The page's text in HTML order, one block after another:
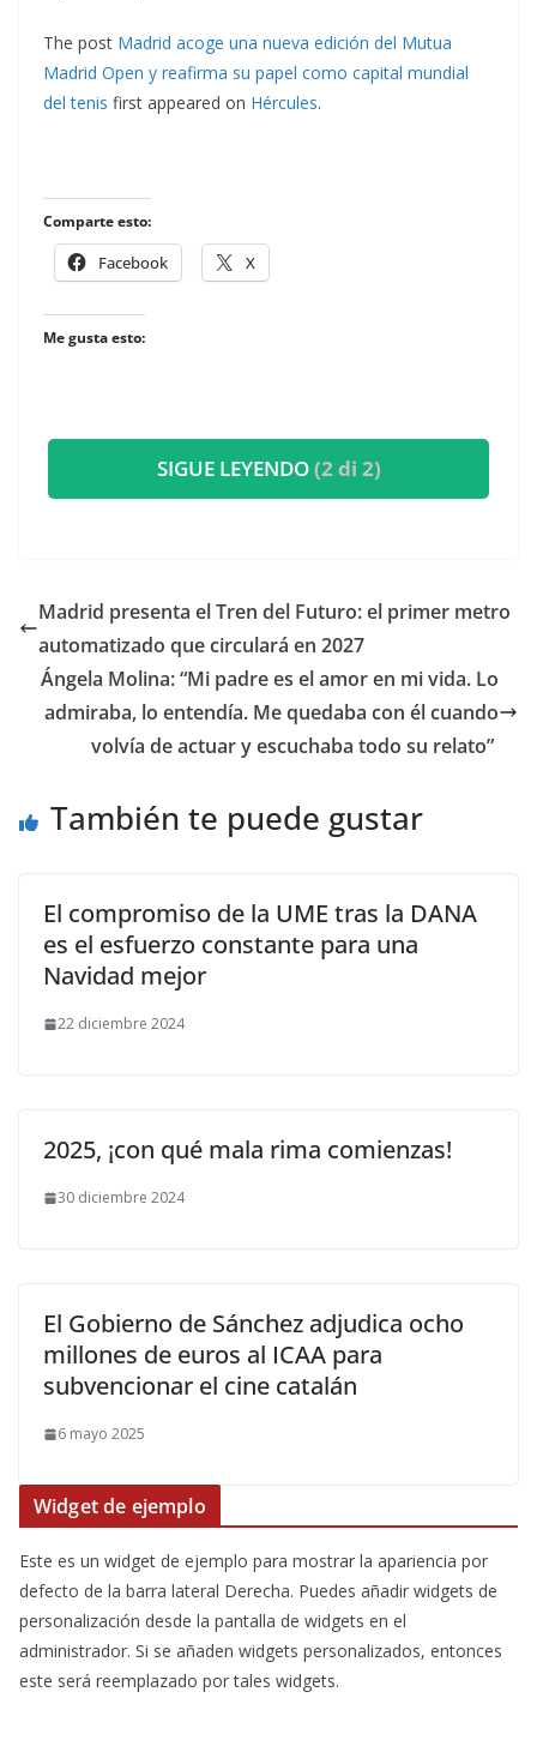
The post Madrid acoge una nueva edición del Mutua
Madrid Open y reafirma su papel como capital mundial
del tenis first appeared on Hércules.
Comparte esto:
Facebook X
Me gusta esto:
SIGUE LEYENDO(2 di 2)
Madrid presenta el Tren del Futuro: el primer metro
automatizado que circulará en 2027
​Ángela Molina: “Mi padre es el amor en mi vida. Lo
admiraba, lo entendía. Me quedaba con él cuando
volvía de actuar y escuchaba todo su relato”
También te puede gustar
El compromiso de la UME tras la DANA
es el esfuerzo constante para una
Navidad mejor
22 diciembre 2024
2025, ¡con qué mala rima comienzas!
30 diciembre 2024
El Gobierno de Sánchez adjudica ocho
millones de euros al ICAA para
subvencionar el cine catalán
6 mayo 2025
Widget de ejemplo
Este es un widget de ejemplo para mostrar la apariencia por
defecto de la barra lateral Derecha. Puedes añadir widgets de
personalización desde la pantalla de widgets en el
administrador. Si se añaden widgets personalizados, entonces
este será reemplazado por tales widgets.